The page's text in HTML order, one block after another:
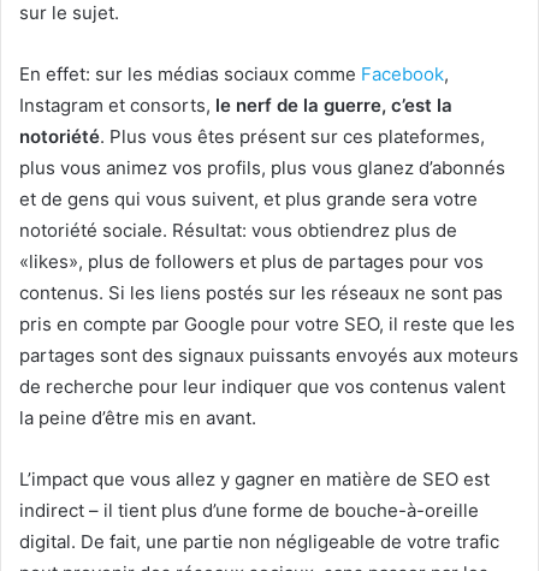
sur le sujet.
En effet: sur les médias sociaux comme Facebook,
Instagram et consorts, le nerf de la guerre, c’est la
notoriété. Plus vous êtes présent sur ces plateformes,
plus vous animez vos profils, plus vous glanez d’abonnés
et de gens qui vous suivent, et plus grande sera votre
notoriété sociale. Résultat: vous obtiendrez plus de
«likes», plus de followers et plus de partages pour vos
contenus. Si les liens postés sur les réseaux ne sont pas
pris en compte par Google pour votre SEO, il reste que les
partages sont des signaux puissants envoyés aux moteurs
de recherche pour leur indiquer que vos contenus valent
la peine d’être mis en avant.
L’impact que vous allez y gagner en matière de SEO est
indirect – il tient plus d’une forme de bouche-à-oreille
digital. De fait, une partie non négligeable de votre trafic